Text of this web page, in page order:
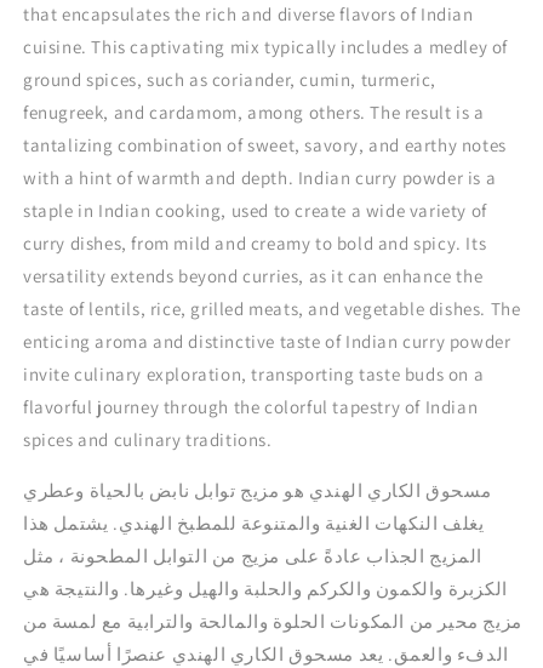
that encapsulates the rich and diverse flavors of Indian
cuisine. This captivating mix typically includes a medley of
ground spices, such as coriander, cumin, turmeric,
fenugreek, and cardamom, among others. The result is a
tantalizing combination of sweet, savory, and earthy notes
with a hint of warmth and depth. Indian curry powder is a
staple in Indian cooking, used to create a wide variety of
curry dishes, from mild and creamy to bold and spicy. Its
versatility extends beyond curries, as it can enhance the
taste of lentils, rice, grilled meats, and vegetable dishes. The
enticing aroma and distinctive taste of Indian curry powder
invite culinary exploration, transporting taste buds on a
flavorful journey through the colorful tapestry of Indian
spices and culinary traditions.
مسحوق الكاري الهندي هو مزيج توابل نابض بالحياة وعطري
يغلف النكهات الغنية والمتنوعة للمطبخ الهندي. يشتمل هذا
المزيج الجذاب عادةً على مزيج من التوابل المطحونة ، مثل
الكزبرة والكمون والكركم والحلبة والهيل وغيرها. والنتيجة هي
مزيج محير من المكونات الحلوة والمالحة والترابية مع لمسة من
الدفء والعمق. يعد مسحوق الكاري الهندي عنصرًا أساسيًا في